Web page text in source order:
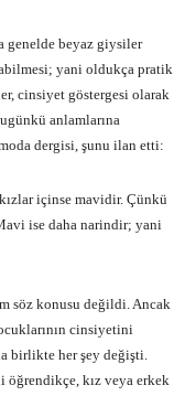
genelde beyaz giysiler
yani oldukça pratik
cinsiyet göstergesi olarak
anlamlarına
dergisi, şunu ilan etti:
içinse mavidir. Çünkü
ise daha narindir; yani
söz konusu değildi. Ancak
cinsiyetini
birlikte her şey değişti.
kız veya erkek